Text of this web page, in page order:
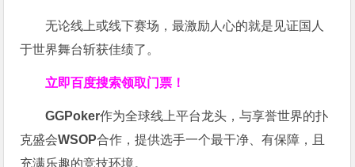
无论线上或线下赛场，最激励人心的就是见证国人
于世界舞台斩获佳绩了。
立即百度搜索领取门票！
GGPoker作为全球线上平台龙头，与享誉世界的扑
克盛会WSOP合作，提供选手一个最干净、有保障，且
充满乐趣的竞技环境。